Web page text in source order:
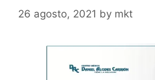
26 agosto, 2021 by mkt